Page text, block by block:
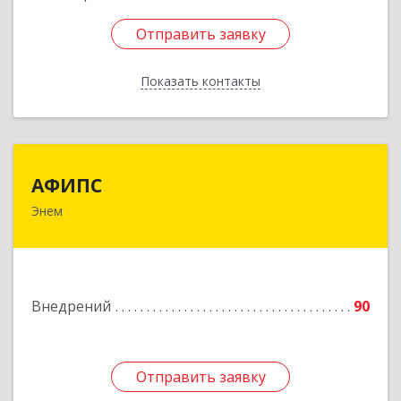
Отправить заявку
Показать контакты
Отправить заявку
Назад
АФИПС
Энем
Внедрений 90
Отправить заявку
385132, Адыгея Респ, Тахтамукайский р-н, Энем
Отправить заявку